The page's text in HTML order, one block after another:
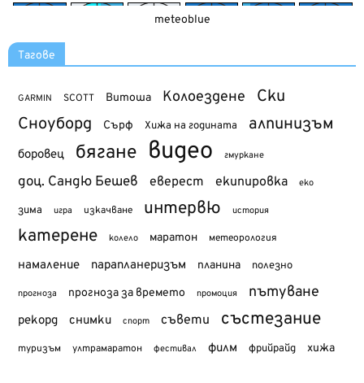
meteoblue
Тагове
GARMIN SCOTT Витоша Колоездене Ски
Сноуборд Сърф Хижа на годината алпинизъм
боровец бягане видео гмуркане
доц. Сандю Бешев еверест екипировка еко
зима игра изкачване интервю история
катерене колело маратон метеорология
намаление парапланеризъм планина полезно
прогноза прогноза за времето промоция пътуване
рекорд снимки спорт съвети състезание
туризъм ултрамаратон фестивал филм фрийрайд хижа